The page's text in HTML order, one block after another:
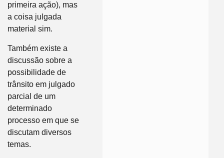
primeira ação), mas
a coisa julgada
material sim.
Também existe a
discussão sobre a
possibilidade de
trânsito em julgado
parcial de um
determinado
processo em que se
discutam diversos
temas.